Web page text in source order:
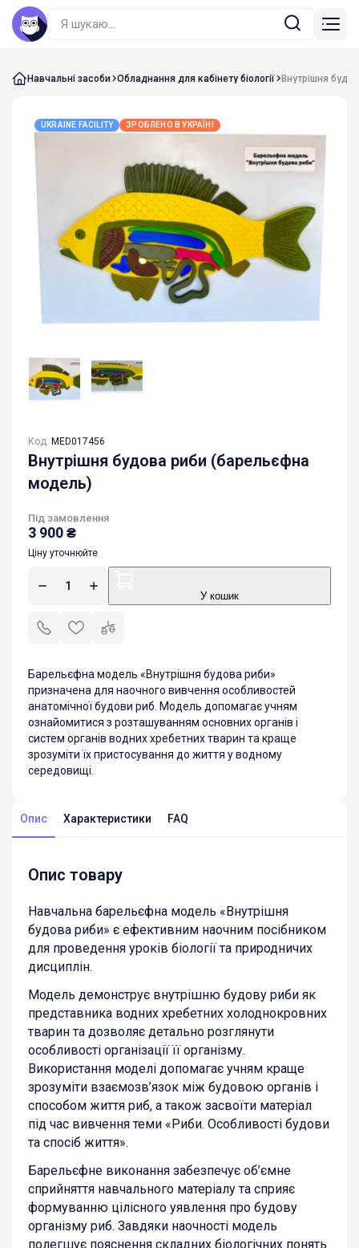
Навчальні засоби Обладнання для кабінету біології Внутрішня
UKRAINE FACILITY ЗРОБЛЕНО В УКРАЇНІ
Код: MED017456
Внутрішня будова риби (барельєфна
модель)
Під замовлення
3 900₴
Ціну уточнюйте
У кошик
Барельєфна модель «Внутрішня будова риби»
призначена для наочного вивчення особливостей
анатомічної будови риб. Модель допомагає учням
ознайомитися з розташуванням основних органів і
систем органів водних хребетних тварин та краще
зрозуміти їх пристосування до життя у водному
середовищі.
Опис Характеристики FAQ
Опис товару
Навчальна барельєфна модель «Внутрішня
будова риби» є ефективним наочним посібником
для проведення уроків біології та природничих
дисциплін.
Модель демонструє внутрішню будову риби як
представника водних хребетних холоднокровних
тварин та дозволяє детально розглянути
особливості організації її організму.
Використання моделі допомагає учням краще
зрозуміти взаємозв’язок між будовою органів і
способом життя риб, а також засвоїти матеріал
під час вивчення теми «Риби. Особливості будови
та спосіб життя».
Барельєфне виконання забезпечує об’ємне
сприйняття навчального матеріалу та сприяє
формуванню цілісного уявлення про будову
організму риб. Завдяки наочності модель
полегшує пояснення складних біологічних понять